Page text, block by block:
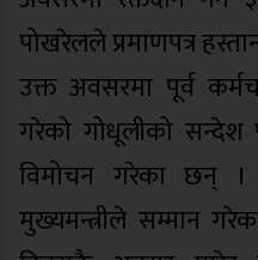
पोखरेलले प्रमाणपत्र
उक्त अवसरमा पूर्व
गरेको गोधूलीको सन्देश
विमोचन गरेका छन् ।
मुख्यमन्त्रीले सम्मान